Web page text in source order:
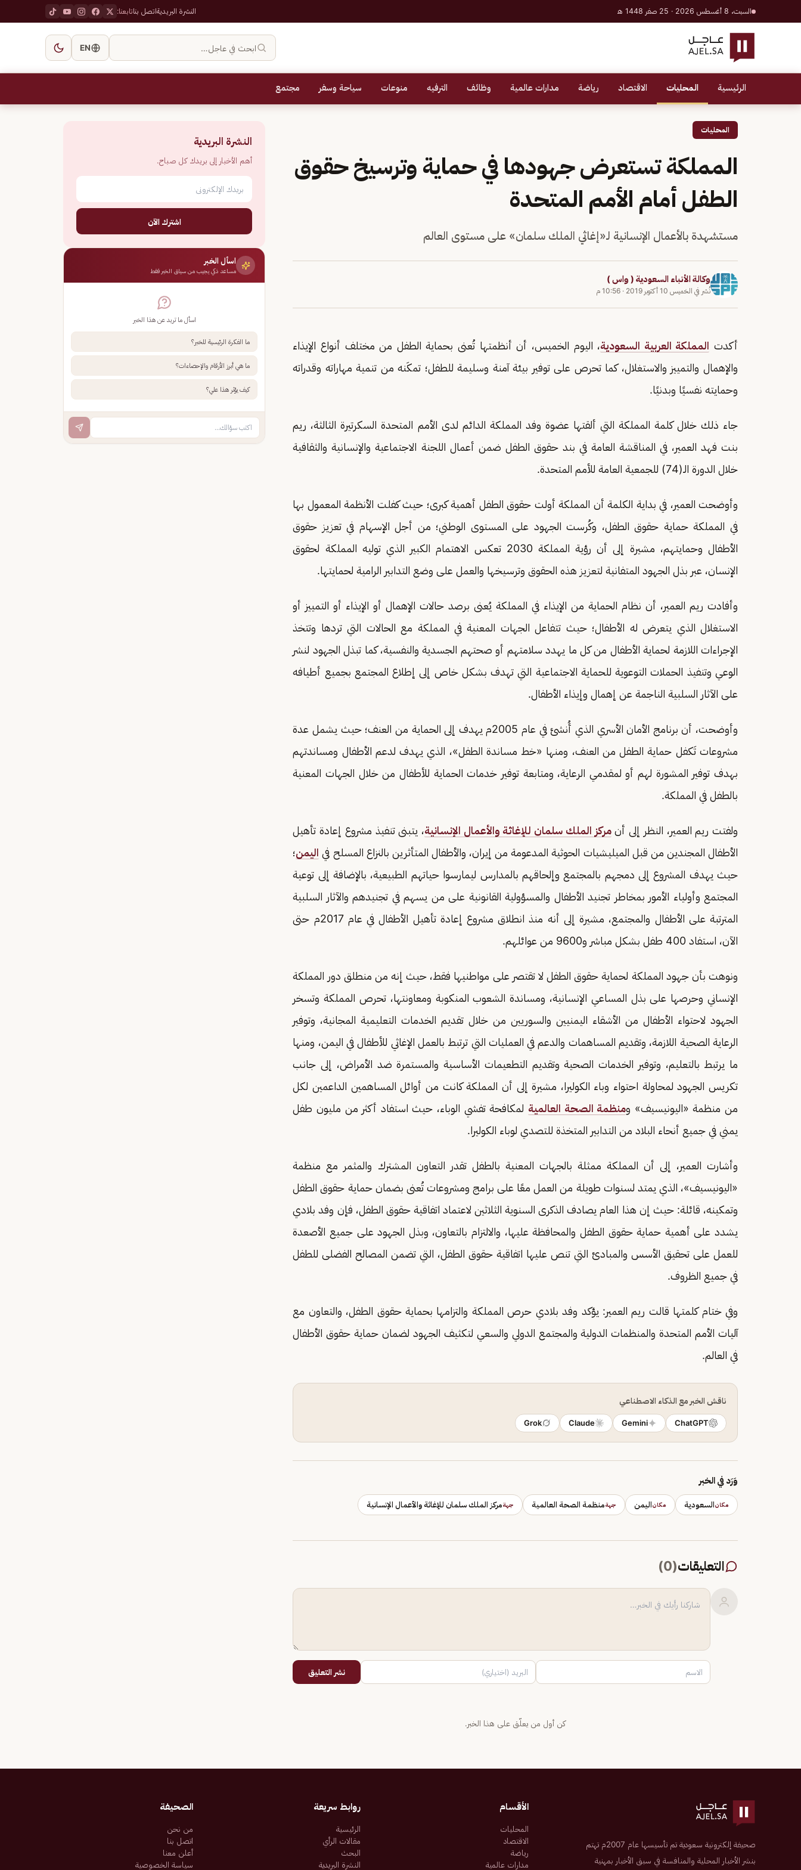
السبت، 8 أغسطس 2026 · 25 صفر 1448 هـ النشرة البريديةاتصل بناتابعنا:
ابحث في عاجل… EN
الرئيسية المحليات الاقتصاد رياضة مدارات عالمية وظائف الترفيه منوعات سياحة وسفر مجتمع
المحليات
المملكة تستعرض جهودها في حماية وترسيخ حقوق
الطفل أمام الأمم المتحدة
مستشهدة بالأعمال الإنسانية لـ«إغاثي الملك سلمان» على مستوى العالم
وكالة الأنباء السعودية ( واس )
نُشر في الخميس 10 أكتوبر 2019 · 10:56 م
أكدت المملكة العربية السعودية، اليوم الخميس، أن أنظمتها تُعنى بحماية الطفل من مختلف أنواع الإيذاء
والإهمال والتمييز والاستغلال، كما تحرص على توفير بيئة آمنة وسليمة للطفل؛ تمكَنه من تنمية مهاراته وقدراته
وحمايته نفسيًا وبدنيًا.
جاء ذلك خلال كلمة المملكة التي ألقتها عضوة وفد المملكة الدائم لدى الأمم المتحدة السكرتيرة الثالثة، ريم
بنت فهد العمير، في المناقشة العامة في بند حقوق الطفل ضمن أعمال اللجنة الاجتماعية والإنسانية والثقافية
خلال الدورة الـ(74) للجمعية العامة للأمم المتحدة.
وأوضحت العمير، في بداية الكلمة أن المملكة أولت حقوق الطفل أهمية كبرى؛ حيث كفلت الأنظمة المعمول بها
في المملكة حماية حقوق الطفل، وكُرست الجهود على المستوى الوطني؛ من أجل الإسهام في تعزيز حقوق
الأطفال وحمايتهم، مشيرة إلى أن رؤية المملكة 2030 تعكس الاهتمام الكبير الذي توليه المملكة لحقوق
الإنسان، عبر بذل الجهود المتفانية لتعزيز هذه الحقوق وترسيخها والعمل على وضع التدابير الرامية لحمايتها.
وأفادت ريم العمير، أن نظام الحماية من الإيذاء في المملكة يُعنى برصد حالات الإهمال أو الإيذاء أو التمييز أو
الاستغلال الذي يتعرض له الأطفال؛ حيث تتفاعل الجهات المعنية في المملكة مع الحالات التي تردها وتتخذ
الإجراءات اللازمة لحماية الأطفال من كل ما يهدد سلامتهم أو صحتهم الجسدية والنفسية، كما تبذل الجهود لنشر
الوعي وتنفيذ الحملات التوعوية للحماية الاجتماعية التي تهدف بشكل خاص إلى إطلاع المجتمع بجميع أطيافه
على الآثار السلبية الناجمة عن إهمال وإيذاء الأطفال.
وأوضحت، أن برنامج الأمان الأسري الذي أُنشئ في عام 2005م يهدف إلى الحماية من العنف؛ حيث يشمل عدة
مشروعات تَكفل حماية الطفل من العنف، ومنها «خط مساندة الطفل»، الذي يهدف لدعم الأطفال ومساندتهم
بهدف توفير المشورة لهم أو لمقدمي الرعاية، ومتابعة توفير خدمات الحماية للأطفال من خلال الجهات المعنية
بالطفل في المملكة.
ولفتت ريم العمير، النظر إلى أنمركز الملك سلمان للإغاثة والأعمال الإنسانية، يتبنى تنفيذ مشروع إعادة تأهيل
الأطفال المجندين من قبل الميليشيات الحوثية المدعومة من إيران، والأطفال المتأثرين بالنزاع المسلح في اليمن؛
حيث يهدف المشروع إلى دمجهم بالمجتمع وإلحاقهم بالمدارس ليمارسوا حياتهم الطبيعية، بالإضافة إلى توعية
المجتمع وأولياء الأمور بمخاطر تجنيد الأطفال والمسؤولية القانونية على من يسهم في تجنيدهم والآثار السلبية
المترتبة على الأطفال والمجتمع، مشيرة إلى أنه منذ انطلاق مشروع إعادة تأهيل الأطفال في عام 2017م حتى
الآن، استفاد 400 طفل بشكل مباشر و9600 من عوائلهم.
ونوهت بأن جهود المملكة لحماية حقوق الطفل لا تقتصر على مواطنيها فقط، حيث إنه من منطلق دور المملكة
الإنساني وحرصها على بذل المساعي الإنسانية، ومساندة الشعوب المنكوبة ومعاونتها، تحرص المملكة وتسخر
الجهود لاحتواء الأطفال من الأشقاء اليمنيين والسوريين من خلال تقديم الخدمات التعليمية المجانية، وتوفير
الرعاية الصحية اللازمة، وتقديم المساهمات والدعم في العمليات التي ترتبط بالعمل الإغاثي للأطفال في اليمن، ومنها
ما يرتبط بالتعليم، وتوفير الخدمات الصحية وتقديم التطعيمات الأساسية والمستمرة ضد الأمراض، إلى جانب
تكريس الجهود لمحاولة احتواء وباء الكوليرا، مشيرة إلى أن المملكة كانت من أوائل المساهمين الداعمين لكل
من منظمة «اليونيسيف» ومنظمة الصحة العالمية لمكافحة تفشي الوباء، حيث استفاد أكثر من مليون طفل
يمني في جميع أنحاء البلاد من التدابير المتخذة للتصدي لوباء الكوليرا.
وأشارت العمير، إلى أن المملكة ممثلة بالجهات المعنية بالطفل تقدر التعاون المشترك والمثمر مع منظمة
«اليونيسيف»، الذي يمتد لسنوات طويلة من العمل معًا على برامج ومشروعات تُعنى بضمان حماية حقوق الطفل
وتمكينه، قائلة: حيث إن هذا العام يصادف الذكرى السنوية الثلاثين لاعتماد اتفاقية حقوق الطفل، فإن وفد بلادي
يشدد على أهمية حماية حقوق الطفل والمحافظة عليها، والالتزام بالتعاون، وبذل الجهود على جميع الأصعدة
للعمل على تحقيق الأسس والمبادئ التي تنص عليها اتفاقية حقوق الطفل، التي تضمن المصالح الفضلى للطفل
في جميع الظروف.
وفي ختام كلمتها قالت ريم العمير: يؤكد وفد بلادي حرص المملكة والتزامها بحماية حقوق الطفل، والتعاون مع
آليات الأمم المتحدة والمنظمات الدولية والمجتمع الدولي والسعي لتكثيف الجهود لضمان حماية حقوق الأطفال
في العالم.
ناقش الخبر مع الذكاء الاصطناعي
ChatGPT
Gemini
Claude
Grok
وَرَد في الخبر
مكانالسعودية مكاناليمن جهةمنظمة الصحة العالمية جهةمركز الملك سلمان للإغاثة والأعمال الإنسانية
التعليقات(
0
)
نشر التعليق
كن أول من يعلّق على هذا الخبر.
النشرة البريدية
أهم الأخبار إلى بريدك كل صباح.
اشترك الآن
اسأل الخبر
مساعد ذكي يجيب من سياق الخبر فقط
اسأل ما تريد عن هذا الخبر
ما الفكرة الرئيسية للخبر؟
ما هي أبرز الأرقام والإحصاءات؟
كيف يؤثر هذا علي؟
صحيفة إلكترونية سعودية تم تأسيسها عام 2007م تهتم
بنشر الأخبار المحلية والمنافسة في سبق الأخبار بمهنية
الأقسام
المحليات
الاقتصاد
رياضة
مدارات عالمية
روابط سريعة
الرئيسية
مقالات الرأي
البحث
النشرة البريدية
الصحيفة
من نحن
اتصل بنا
أعلن معنا
سياسة الخصوصية